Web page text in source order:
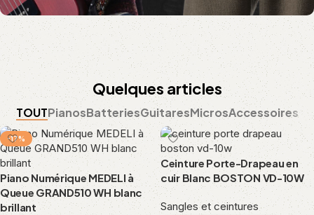
Quelques articles
TOUTPianosBatteriesGuitaresMicrosAccessoires
-17%
Piano Numérique MEDELI à
Queue GRAND510 WH blanc
brillant
Ceinture Porte-Drapeau en
cuir Blanc BOSTON VD-10W
Sangles et ceintures